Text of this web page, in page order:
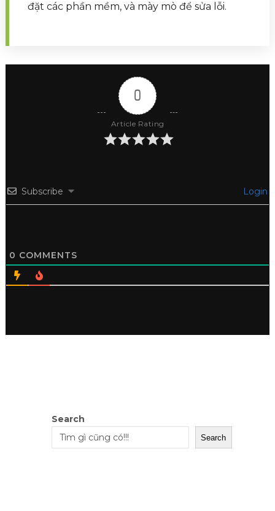
đặt các phần mềm, và mày mò để sửa lỗi.
0
Article Rating
Subscribe Login
0 COMMENTS
Search
Search